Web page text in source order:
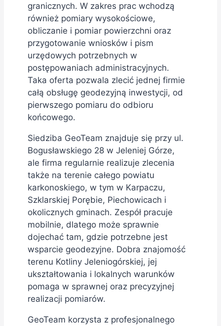
granicznych. W zakres prac wchodzą
również pomiary wysokościowe,
obliczanie i pomiar powierzchni oraz
przygotowanie wniosków i pism
urzędowych potrzebnych w
postępowaniach administracyjnych.
Taka oferta pozwala zlecić jednej firmie
całą obsługę geodezyjną inwestycji, od
pierwszego pomiaru do odbioru
końcowego.
Siedziba GeoTeam znajduje się przy ul.
Bogusławskiego 28 w Jeleniej Górze,
ale firma regularnie realizuje zlecenia
także na terenie całego powiatu
karkonoskiego, w tym w Karpaczu,
Szklarskiej Porębie, Piechowicach i
okolicznych gminach. Zespół pracuje
mobilnie, dlatego może sprawnie
dojechać tam, gdzie potrzebne jest
wsparcie geodezyjne. Dobra znajomość
terenu Kotliny Jeleniogórskiej, jej
ukształtowania i lokalnych warunków
pomaga w sprawnej oraz precyzyjnej
realizacji pomiarów.
GeoTeam korzysta z profesjonalnego